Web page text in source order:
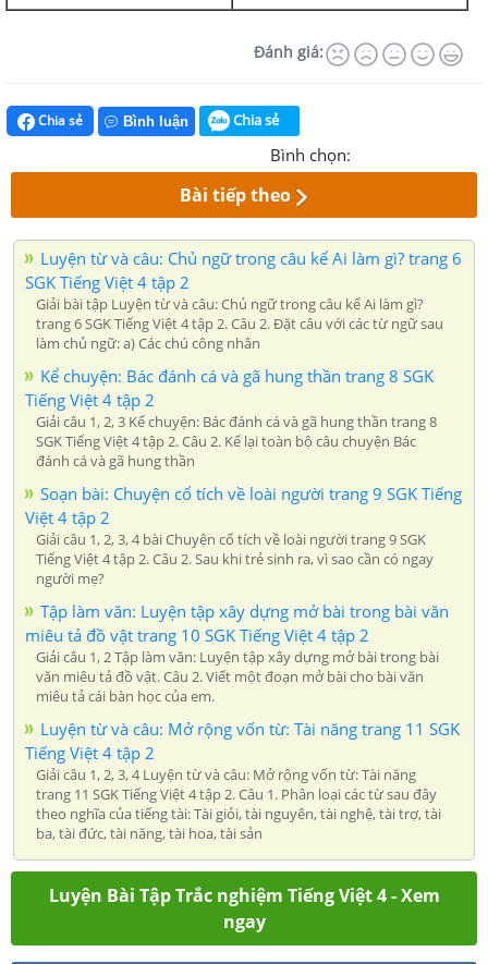
Đánh giá:
Chia sẻ Bình luận Chia sẻ
Bình chọn:
Bài tiếp theo
Luyện từ và câu: Chủ ngữ trong câu kể Ai làm gì? trang 6
SGK Tiếng Việt 4 tập 2
Giải bài tập Luyện từ và câu: Chủ ngữ trong câu kể Ai làm gì?
trang 6 SGK Tiếng Việt 4 tập 2. Câu 2. Đặt câu với các từ ngữ sau
làm chủ ngữ: a) Các chú công nhân
Kể chuyện: Bác đánh cá và gã hung thần trang 8 SGK
Tiếng Việt 4 tập 2
Giải câu 1, 2, 3 Kể chuyện: Bác đánh cá và gã hung thần trang 8
SGK Tiếng Việt 4 tập 2. Câu 2. Kể lại toàn bộ câu chuyện Bác
đánh cá và gã hung thần
Soạn bài: Chuyện cổ tích về loài người trang 9 SGK Tiếng
Việt 4 tập 2
Giải câu 1, 2, 3, 4 bài Chuyện cổ tích về loài người trang 9 SGK
Tiếng Việt 4 tập 2. Câu 2. Sau khi trẻ sinh ra, vì sao cần có ngay
người mẹ?
Tập làm văn: Luyện tập xây dựng mở bài trong bài văn
miêu tả đồ vật trang 10 SGK Tiếng Việt 4 tập 2
Giải câu 1, 2 Tập làm văn: Luyện tập xây dựng mở bài trong bài
văn miêu tả đồ vật. Câu 2. Viết một đoạn mở bài cho bài văn
miêu tả cái bàn học của em.
Luyện từ và câu: Mở rộng vốn từ: Tài năng trang 11 SGK
Tiếng Việt 4 tập 2
Giải câu 1, 2, 3, 4 Luyện từ và câu: Mở rộng vốn từ: Tài năng
trang 11 SGK Tiếng Việt 4 tập 2. Câu 1. Phân loại các từ sau đây
theo nghĩa của tiếng tài: Tài giỏi, tài nguyên, tài nghệ, tài trợ, tài
ba, tài đức, tài năng, tài hoa, tài sản
Luyện Bài Tập Trắc nghiệm Tiếng Việt 4 - Xem
ngay